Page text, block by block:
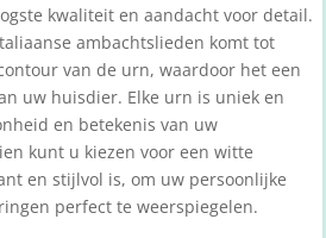
kwaliteit en aandacht voor detail.
ambachtslieden komt tot
van de urn, waardoor het een
uw huisdier. Elke urn is uniek en
en betekenis van uw
kunt u kiezen voor een witte
en stijlvol is, om uw persoonlijke
perfect te weerspiegelen.